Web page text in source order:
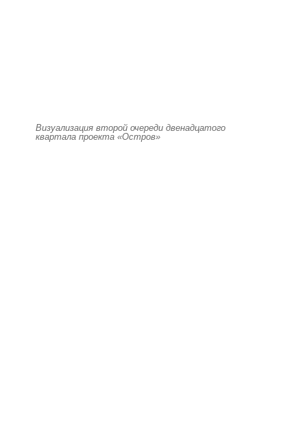
Визуализация второй очереди двенадцатого
квартала проекта «Остров»